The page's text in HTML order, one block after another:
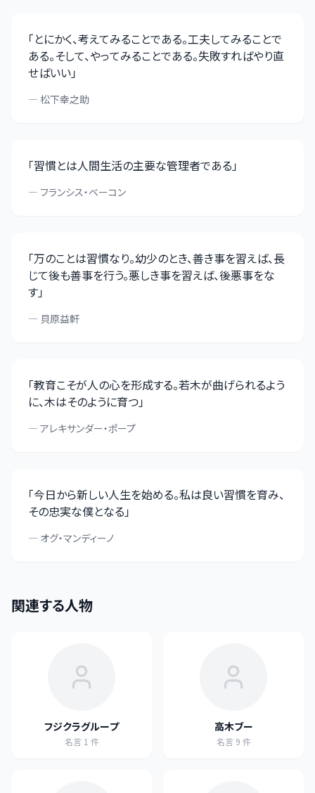
「とにかく、考えてみることである。工夫してみることで
ある。そして、やってみることである。失敗すればやり直
せばいい」
— 松下幸之助
「習慣とは人間生活の主要な管理者である」
— フランシス・ベーコン
「万のことは習慣なり。幼少のとき、善き事を習えば、長
じて後も善事を行う。悪しき事を習えば、後悪事をな
す」
— 貝原益軒
「教育こそが人の心を形成する。若木が曲げられるよう
に、木はそのように育つ」
— アレキサンダー・ポープ
「今日から新しい人生を始める。私は良い習慣を育み、
その忠実な僕となる」
— オグ・マンディーノ
関連する人物
フジクラグループ
名言 1 件
高木ブー
名言 9 件